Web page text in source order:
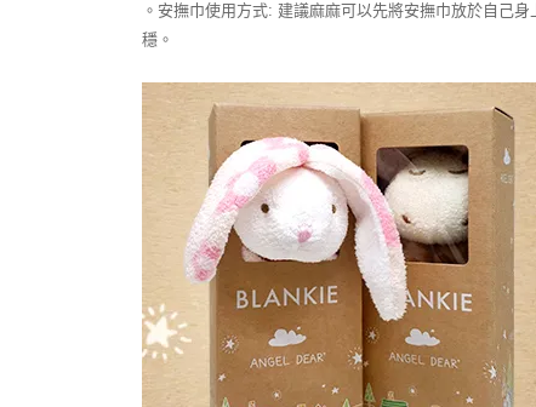
。安撫巾使用方式: 建議麻麻可以先將安撫巾放於自己
穩。